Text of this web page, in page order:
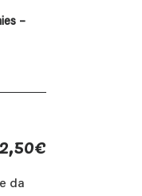
–
€
da